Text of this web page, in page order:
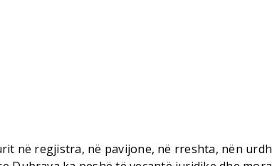
në regjistra, në pavijone, në rreshta, nën